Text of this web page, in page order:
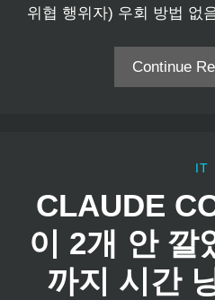
위협 행위자) 우회 방법 없
Continue
IT
CLAUDE
이 2개 안 깔
까지 시간